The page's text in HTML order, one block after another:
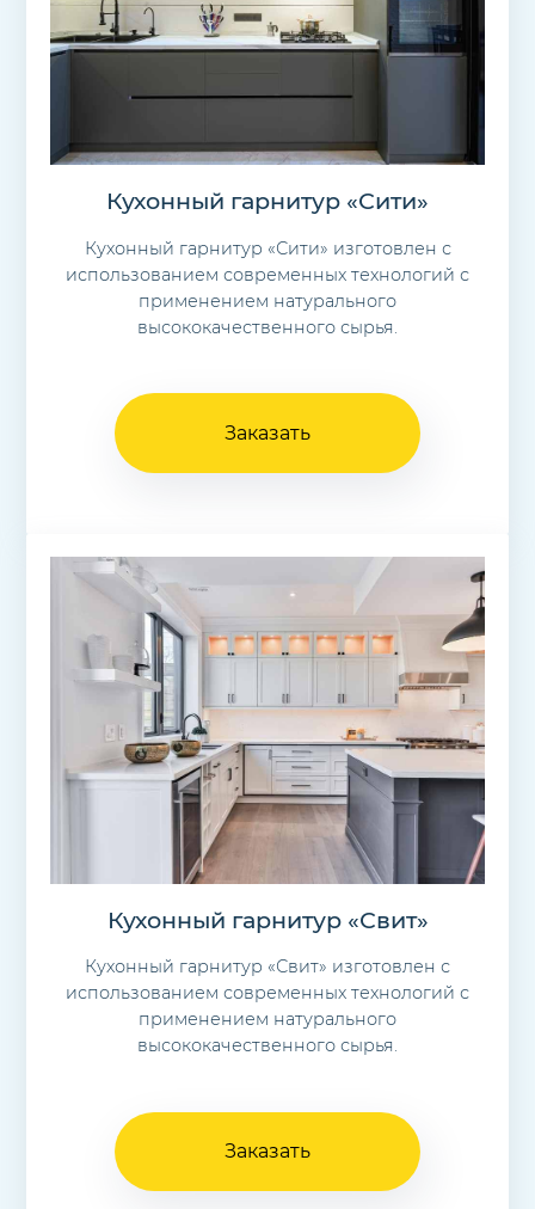
Кухонный гарнитур «Сити»
Кухонный гарнитур «Сити» изготовлен с
использованием современных технологий с
применением натурального
высококачественного сырья.
Заказать
Кухонный гарнитур «Свит»
Кухонный гарнитур «Свит» изготовлен с
использованием современных технологий с
применением натурального
высококачественного сырья.
Заказать